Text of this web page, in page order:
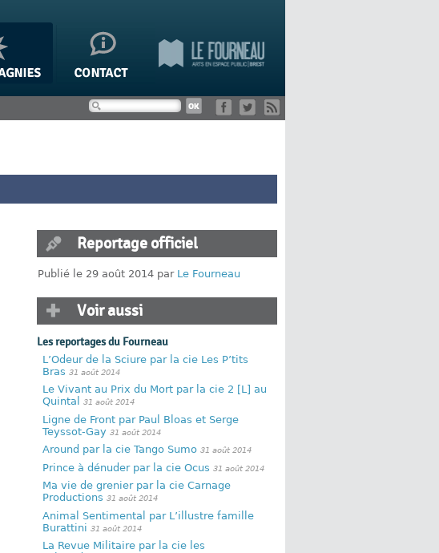
Reportage officiel
Publié le 29 août 2014 par Le Fourneau
Voir aussi
Les reportages du Fourneau
L’Odeur de la Sciure par la cie Les P’tits
Bras 31 août 2014
Le Vivant au Prix du Mort par la cie 2 [L] au
Quintal
31 août 2014
Ligne de Front par Paul Bloas et Serge
Teyssot-Gay 31 août 2014
Around par la cie Tango Sumo 31 août 2014
Prince à dénuder par la cie Ocus 31 août 2014
Ma vie de grenier par la cie Carnage
Productions 31 août 2014
Animal Sentimental par L’illustre famille
Burattini 31 août 2014
La Revue Militaire par la cie les